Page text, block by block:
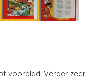
voorblad. Verder